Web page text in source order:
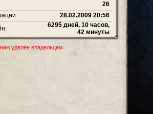
26
28.02.2009 20:56
6295 дней, 10 часов,
42 минуты
удален владельцем